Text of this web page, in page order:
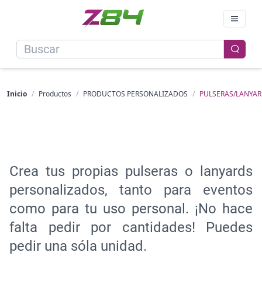
Inicio / Productos / PRODUCTOS PERSONALIZADOS / PULSERAS/
Crea tus propias pulseras o lanyards
personalizados, tanto para eventos
como para tu uso personal. ¡No hace
falta pedir por cantidades! Puedes
pedir una sóla unidad.